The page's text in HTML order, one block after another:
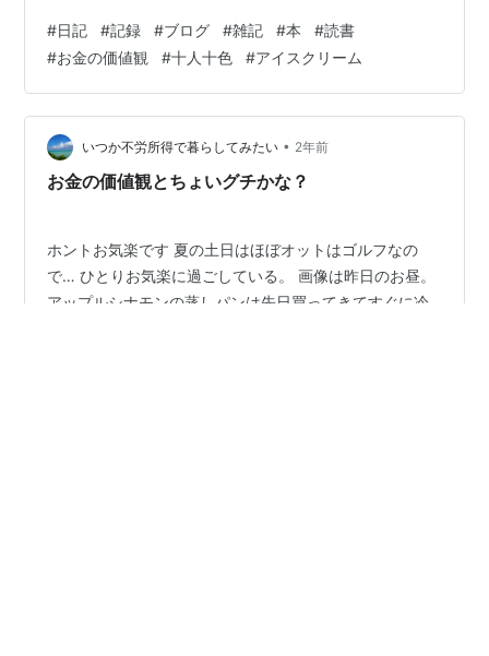
が気になりすぎるので、 本を読みながら飲食します！ で
はまた明日。
#日記 #記録 #ブログ #雑記 #本 #読書
#お金の価値観 #十人十色 #アイスクリーム
いつか不労所得で暮らしてみたい • 2年前
お金の価値観とちょいグチかな？